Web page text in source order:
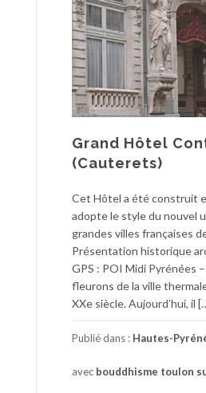
Grand Hôtel
(Cauterets)
Cet Hôtel a été construit
adopte le style du nouvel
grandes villes françaises
Présentation historique
GPS : POI Midi Pyrénées
fleurons de la ville
XXe siècle. Aujourd’hui, il
Publié dans : Hautes-
avec bouddhisme toulon